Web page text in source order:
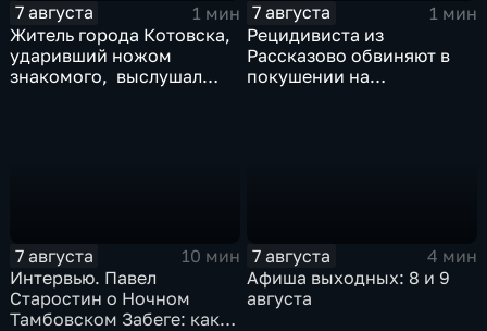
7 августа
1 мин
Житель города Котовска,
ударивший ножом
знакомого, выслушал
7 августа
1 мин
Рецидивиста из
Рассказово обвиняют в
покушении на
7 августа
10 мин
Интервью. Павел
Старостин о Ночном
Тамбовском Забеге: как
7 августа
4 мин
Афиша выходных: 8 и 9
августа